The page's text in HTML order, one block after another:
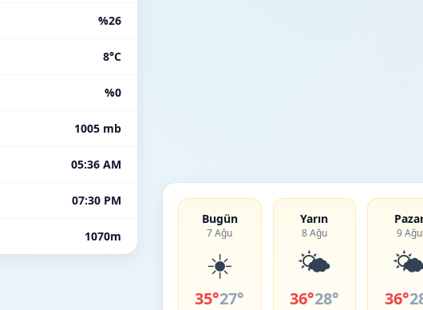
%26
8°C
%0
1005 mb
05:36 AM
07:30 PM
1070m
Bugün
7 Ağu
☀️
35°27°
Yarın
8 Ağu
🌤️
36°28°
9 Ağu
36°